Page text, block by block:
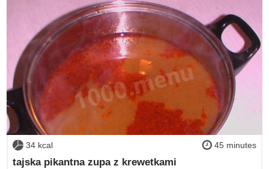
34 kcal 45 minutes
tajska pikantna zupa z krewetkami